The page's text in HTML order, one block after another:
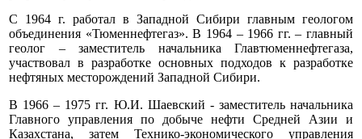
С 1964 г. работал в Западной Сибири главным геологом
объединения «Тюменнефтегаз». В 1964 – 1966 гг. – главный
геолог – заместитель начальника Главтюменнефтегаза,
участвовал в разработке основных подходов к разработке
нефтяных месторождений Западной Сибири.
В 1966 – 1975 гг. Ю.И. Шаевский - заместитель начальника
Главного управления по добыче нефти Средней Азии и
Казахстана, затем Технико-экономического управления